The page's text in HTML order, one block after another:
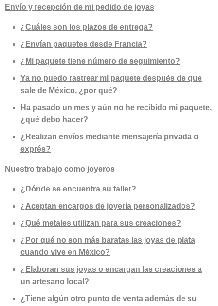
Envío y recepción de mi pedido de joyas
¿Cuáles son los plazos de entrega?
¿Envían paquetes desde Francia?
¿Mi paquete tiene número de seguimiento?
Ya no puedo rastrear mi paquete después de que
sale de México, ¿por qué?
Ha pasado un mes y aún no he recibido mi paquete,
¿qué debo hacer?
¿Realizan envíos mediante mensajería privada o
exprés?
Nuestro trabajo como joyeros
¿Dónde se encuentra su taller?
¿Aceptan encargos de joyería personalizados?
¿Qué metales utilizan para sus creaciones?
¿Por qué no son más baratas las joyas de plata
cuando vive en México?
¿Elaboran sus joyas o encargan las creaciones a
un artesano local?
¿Tiene algún otro punto de venta además de su